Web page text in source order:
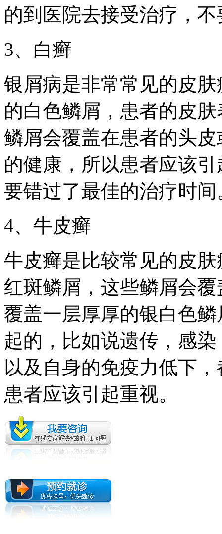
的到医院去接受治疗，
3、白癣
银屑病是非常常见的皮
的白色鳞屑，患者的皮
鳞屑会覆盖在患者的头
的健康，所以患者应该
要错过了最佳的治疗时间
4、牛皮癣
牛皮癣是比较常见的皮
红斑鳞屑，这些鳞屑会
覆盖一层厚厚的银白色
起的，比如说遗传，感
以及自身的免疫力低下
患者应该引起重视。